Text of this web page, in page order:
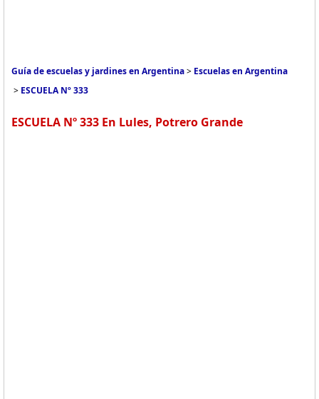
Guía de escuelas y jardines en Argentina> Escuelas en Argentina
> ESCUELA Nº 333
ESCUELA Nº 333 En Lules, Potrero Grande